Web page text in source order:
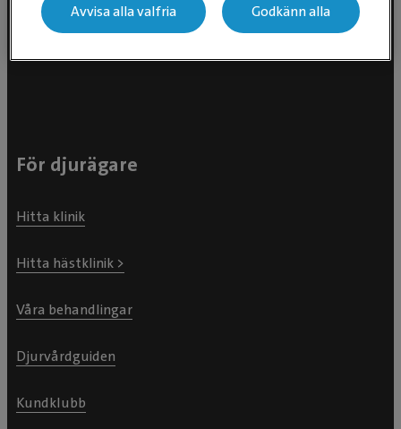
Evidensia Djursjukvård AB
Östhammarsgatan 74
115 28 Stockholm
För djurägare
Hitta klinik
Hitta hästklinik >
Våra behandlingar
Djurvårdguiden
Kundklubb
Avvisa alla valfria Godkänn alla